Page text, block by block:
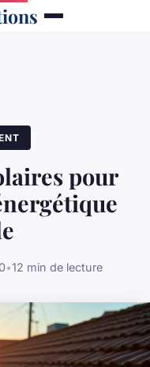
pour
•12 min de lecture